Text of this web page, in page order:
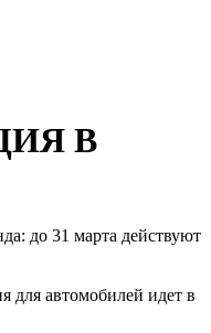
В
до 31 марта действуют
для автомобилей идет в